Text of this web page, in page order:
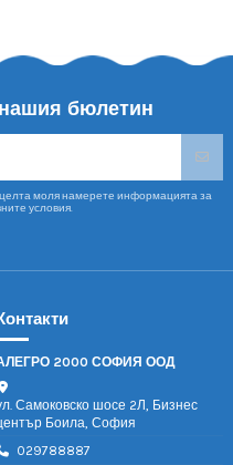
бюлетин
моля намерете информацията за
условия.
2000 СОФИЯ ООД
Самоковско шосе 2Л, Бизнес
Боила, София
029788887